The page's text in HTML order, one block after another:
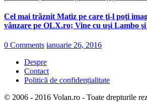
Cel mai trăznit Matiz pe care ţi-l poţi
vânzare pe OLX.ro; Vine cu uşi Lambo
0 Comments ianuarie 26, 2016
Despre
Contact
Politică de confidențialitate
© 2006 - 2016 Volan.ro - Toate drepturile